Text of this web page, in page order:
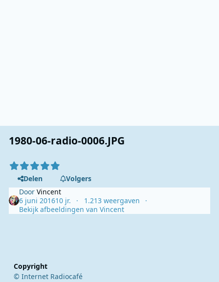
1980-06-radio-0006.JPG
Delen
Volgers
DoorVincent
6 juni 201610 jr.
1.213 weergaven
Bekijk afbeeldingen van Vincent
Copyright
© Internet Radiocafé